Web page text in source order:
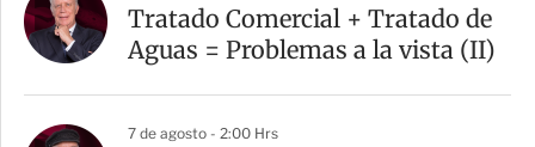
Tratado Comercial + Tratado de
Aguas = Problemas a la vista (II)
7 de agosto - 2:00 Hrs